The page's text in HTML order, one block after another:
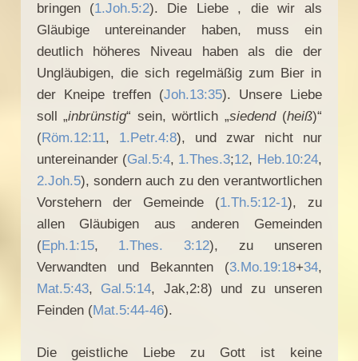
bringen (1.Joh.5:2). Die Liebe , die wir als
Gläubige untereinander haben, muss ein
deutlich höheres Niveau haben als die der
Ungläubigen, die sich regelmäßig zum Bier in
der Kneipe treffen (Joh.13:35). Unsere Liebe
soll „inbrünstig“ sein, wörtlich „siedend(heiß)“
(Röm.12:11, 1.Petr.4:8), und zwar nicht nur
untereinander (Gal.5:4, 1.Thes.3;12, Heb.10:24,
2.Joh.5), sondern auch zu den verantwortlichen
Vorstehern der Gemeinde (1.Th.5:12-1), zu
allen Gläubigen aus anderen Gemeinden
(Eph.1:15, 1.Thes. 3:12), zu unseren
Verwandten und Bekannten (3.Mo.19:18+34,
Mat.5:43, Gal.5:14, Jak,2:8) und zu unseren
Feinden (Mat.5:44-46).
Die geistliche Liebe zu Gott ist keine